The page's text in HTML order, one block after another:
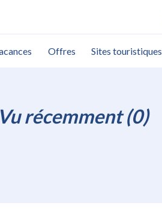
Offres Sites touristiques
Vu récemment (0)